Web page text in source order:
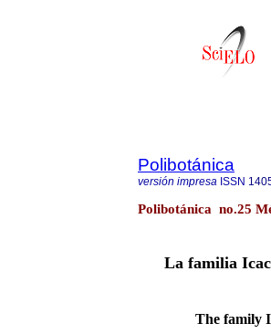
Polibotánica
versión impresa ISSN
Polibotánica no.25
La familia
The family